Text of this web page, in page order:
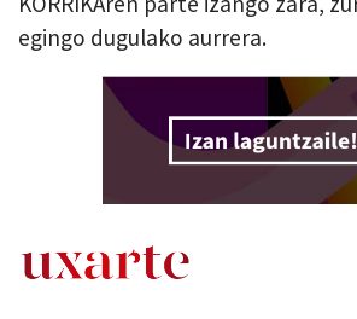
egingo dugulako aurrera.